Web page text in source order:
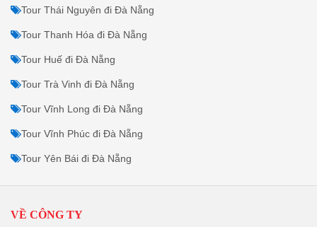
Tour Thái Nguyên đi Đà Nẵng
Tour Thanh Hóa đi Đà Nẵng
Tour Huế đi Đà Nẵng
Tour Trà Vinh đi Đà Nẵng
Tour Vĩnh Long đi Đà Nẵng
Tour Vĩnh Phúc đi Đà Nẵng
Tour Yên Bái đi Đà Nẵng
VỀ CÔNG TY